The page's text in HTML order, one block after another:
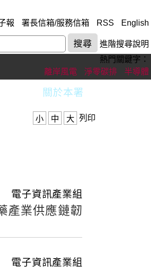
報 署長信箱/服務信箱 RSS English
進階搜尋說明
熱門關鍵字：
離岸風電
淨零碳排 半導體
關於本署
小 中 大 列印
電子資訊產業組
產業供應鏈韌
電子資訊產業組